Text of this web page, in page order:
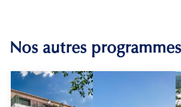
Nos autres programmes